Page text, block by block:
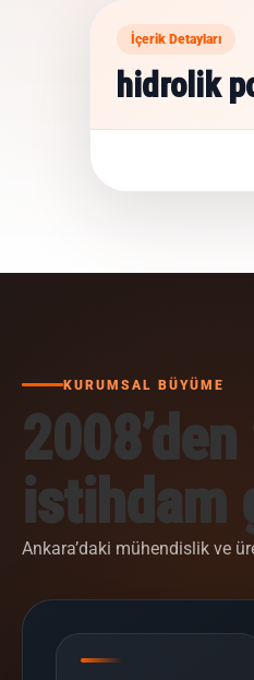
İçerik Detayları
hidrolik
KURUMSAL BÜYÜME
istihdam
Ankara’daki mühendislik ve